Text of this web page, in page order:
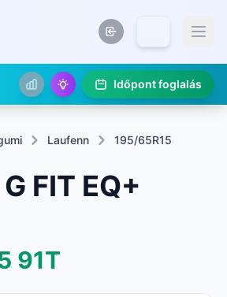
Időpont foglalás
Laufenn 195/65R15
FIT EQ+
91T